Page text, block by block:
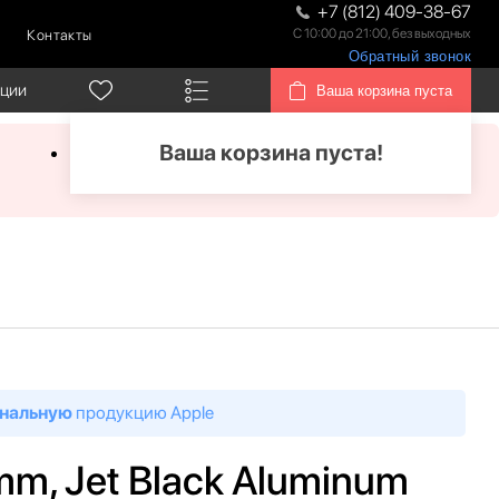
Контакты
+7 (812) 409-38-67
С 10:00 до 21:00, без выходных
Обратный звонок
Ваша корзина пуста
Ваша корзина пуста!
продукцию Apple
Jet Black Aluminum